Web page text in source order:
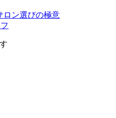
ロン選びの極意